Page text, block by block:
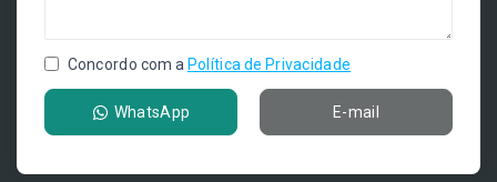
Concordo com a Política de Privacidade
WhatsApp E-mail